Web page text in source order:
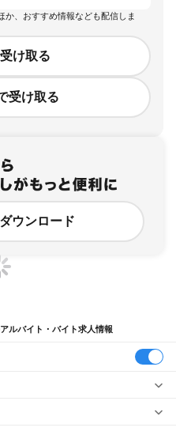
か、おすすめ情報なども配信しま
け取る
受け取る
ウンロード
ルバイト・バイト求人情報